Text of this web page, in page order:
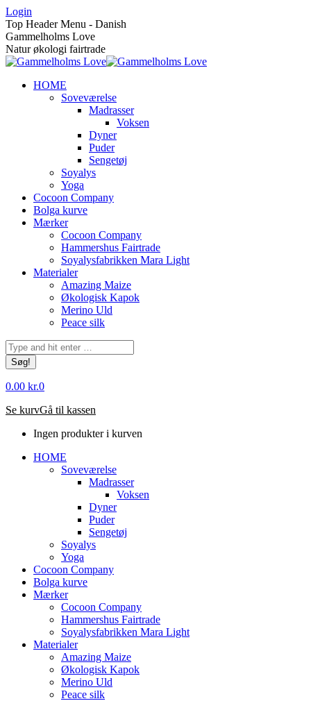
Skip
to
content
Login
Top Header Menu - Danish
Gammelholms Love
Natur økologi fairtrade
HOME
Soveværelse
Madrasser
Voksen
Dyner
Puder
Sengetøj
Soyalys
Yoga
Cocoon Company
Bolga kurve
Mærker
Cocoon Company
Hammershus Fairtrade
Soyalysfabrikken Mara Light
Materialer
Amazing Maize
Økologisk Kapok
Merino Uld
Peace silk
Søg:
0.00 kr.0
Se kurvGå til kassen
Ingen produkter i kurven
HOME
Soveværelse
Madrasser
Voksen
Dyner
Puder
Sengetøj
Soyalys
Yoga
Cocoon Company
Bolga kurve
Mærker
Cocoon Company
Hammershus Fairtrade
Soyalysfabrikken Mara Light
Materialer
Amazing Maize
Økologisk Kapok
Merino Uld
Peace silk